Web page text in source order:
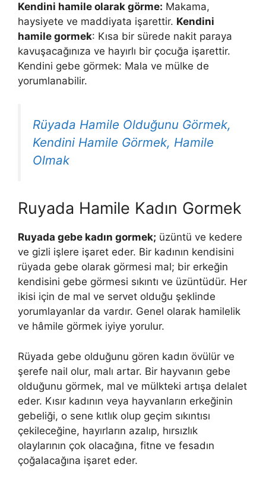
Kendini hamile olarak görme: Makama,
haysiyete ve maddi­yata işarettir. Kendini
hamile gormek: Kısa bir sürede nakit paraya
kavuşacağını­za ve hayırlı bir çocuğa işarettir.
Kendini gebe görmek: Mala ve mülke de
yorumlanabilir.
Rüyada Hamile Olduğunu Görmek,
Kendini Hamile Görmek, Hamile
Olmak
Ruyada Hamile Kadın Gormek
Ruyada gebe kadın gormek; üzüntü ve kedere
ve gizli işlere işaret eder. Bir kadının kendisini
rüyada gebe olarak görmesi mal; bir erkeğin
kendisini gebe görmesi sıkıntı ve üzüntüdür. Her
ikisi için de mal ve servet olduğu şeklinde
yorumlayanlar da vardır. Genel olarak hamilelik
ve hâmile görmek iyiye yorulur.
Rüyada gebe olduğunu gören kadın övülür ve
şerefe nail olur, malı artar. Bir hayvanın gebe
olduğunu görmek, mal ve mülkteki artışa delalet
eder. Kısır kadının veya hayvanların erkeğinin
gebeliği, o sene kıtlık olup geçim sıkıntısı
çekileceğine, hayırların azalıp, hırsızlık
olaylarının çok olacağına, fitne ve fesadın
çoğalacağına işaret eder.